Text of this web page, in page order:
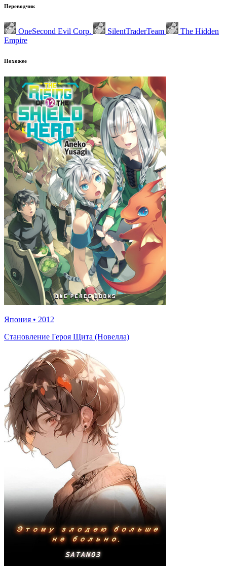
Переводчик
OneSecond Evil Corp. SilentTraderTeam
The Hidden
Empire
Похожее
Япония • 2012
Становление Героя Щита (Новелла)